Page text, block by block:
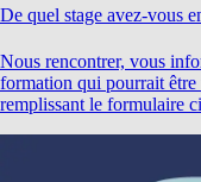
De quel stage avez-vous
Nous rencontrer, vous
formation qui pourrait être
remplissant le formulaire